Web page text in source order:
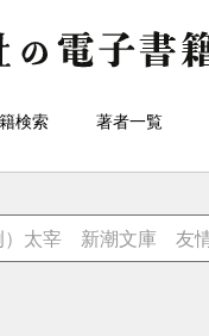
検索 著者一覧